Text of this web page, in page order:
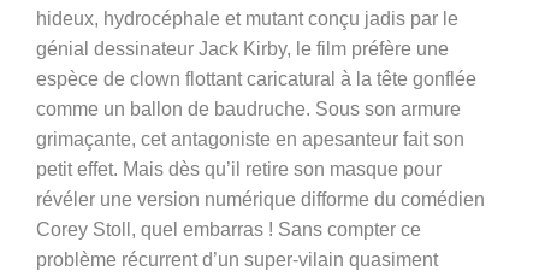
hideux, hydrocéphale et mutant conçu jadis par le
génial dessinateur Jack Kirby, le film préfère une
espèce de clown flottant caricatural à la tête gonflée
comme un ballon de baudruche. Sous son armure
grimaçante, cet antagoniste en apesanteur fait son
petit effet. Mais dès qu’il retire son masque pour
révéler une version numérique difforme du comédien
Corey Stoll, quel embarras ! Sans compter ce
problème récurrent d’un super-vilain quasiment